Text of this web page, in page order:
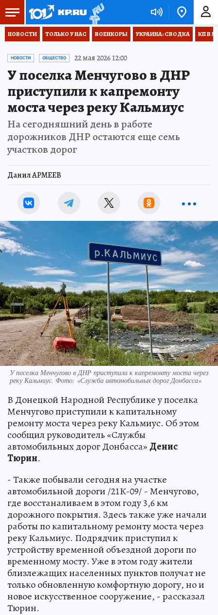
НОВОСТИ ТОЛЬКО У НАС ВОЕНКОРЫ УКРАИНА: СВОДКА КП В
НОВОСТИ ОБЩЕСТВО 22 мая 2026 12:00
У поселка Менчугово в ДНР
приступили к капремонту
моста через реку Кальмиус
На сегодняшний день в работе
дорожников ДНР остаются еще семь
участков дорог
Данил АРМЕЕВ
У поселка Менчугово в ДНР приступили к капремонту моста через
реку Кальмиус. Фото: «Служба автомобильных дорог Донбасса»
В Донецкой Народной Республике у поселка
Менчугово приступили к капитальному
ремонту моста через реку Кальмиус. Об этом
сообщил руководитель «Службы
автомобильных дорог Донбасса» Денис
Тюрин.
- Также побывали сегодня на участке
автомобильной дороги /21К-09/ - Менчугово,
где восстаналиваем в этом году 3,6 км
дорожного покрытия. Здесь также уже начали
работы по капитальному ремонту моста через
реку Кальмиус. Подрядчик приступил к
устройству временной объездной дороги по
временному мосту. Уже в этом году жители
близлежащих населенных пунктов получат не
только обновленную комфортную дорогу, но и
новое искусственное сооружение, - рассказал
Тюрин.